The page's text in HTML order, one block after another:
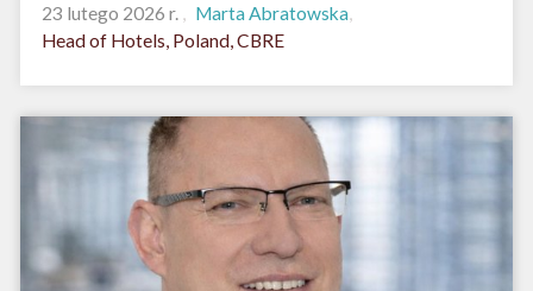
23 lutego 2026 r.
Marta Abratowska
Head of Hotels, Poland, CBRE